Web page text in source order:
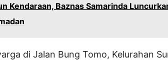
Kendaraan, Baznas Samarinda
di Jalan Bung Tomo, Kelurahan